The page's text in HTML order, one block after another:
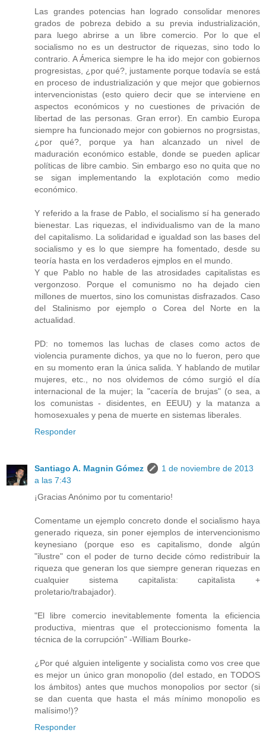
Las grandes potencias han logrado consolidar menores
grados de pobreza debido a su previa industrialización,
para luego abrirse a un libre comercio. Por lo que el
socialismo no es un destructor de riquezas, sino todo lo
contrario. A Ámerica siempre le ha ido mejor con gobiernos
progresistas, ¿por qué?, justamente porque todavía se está
en proceso de industrialización y que mejor que gobiernos
intervencionistas (esto quiero decir que se interviene en
aspectos económicos y no cuestiones de privación de
libertad de las personas. Gran error). En cambio Europa
siempre ha funcionado mejor con gobiernos no progrsistas,
¿por qué?, porque ya han alcanzado un nivel de
maduración económico estable, donde se pueden aplicar
políticas de libre cambio. Sin embargo eso no quita que no
se sigan implementando la explotación como medio
económico.
Y referido a la frase de Pablo, el socialismo sí ha generado
bienestar. Las riquezas, el individualismo van de la mano
del capitalismo. La solidaridad e igualdad son las bases del
socialismo y es lo que siempre ha fomentado, desde su
teoría hasta en los verdaderos ejmplos en el mundo.
Y que Pablo no hable de las atrosidades capitalistas es
vergonzoso. Porque el comunismo no ha dejado cien
millones de muertos, sino los comunistas disfrazados. Caso
del Stalinismo por ejemplo o Corea del Norte en la
actualidad.
PD: no tomemos las luchas de clases como actos de
violencia puramente dichos, ya que no lo fueron, pero que
en su momento eran la única salida. Y hablando de mutilar
mujeres, etc., no nos olvidemos de cómo surgió el día
internacional de la mujer; la "cacería de brujas" (o sea, a
los comunistas - disidentes, en EEUU) y la matanza a
homosexuales y pena de muerte en sistemas liberales.
Responder
Santiago A. Magnin Gómez
1 de noviembre de 2013
a las 7:43
¡Gracias Anónimo por tu comentario!
Comentame un ejemplo concreto donde el socialismo haya
generado riqueza, sin poner ejemplos de intervencionismo
keynesiano (porque eso es capitalismo, donde algún
"ilustre" con el poder de turno decide cómo redistribuir la
riqueza que generan los que siempre generan riquezas en
cualquier sistema capitalista: capitalista +
proletario/trabajador).
"El libre comercio inevitablemente fomenta la eficiencia
productiva, mientras que el proteccionismo fomenta la
técnica de la corrupción" -William Bourke-
¿Por qué alguien inteligente y socialista como vos cree que
es mejor un único gran monopolio (del estado, en TODOS
los ámbitos) antes que muchos monopolios por sector (si
se dan cuenta que hasta el más mínimo monopolio es
malísimo!)?
Responder